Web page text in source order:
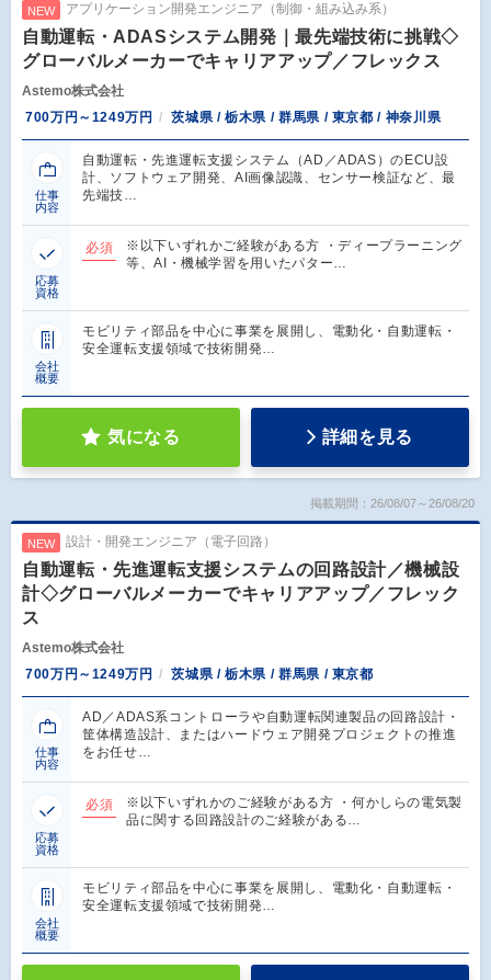
NEW アプリケーション開発エンジニア（制御・組み込み系）
自動運転・ADASシステム開発｜最先端技術に挑戦◇
グローバルメーカーでキャリアアップ／フレックス
Astemo株式会社
700万円～1249万円
茨城県 / 栃木県 / 群馬県 / 東京都 / 神奈川県
仕事
内容
自動運転・先進運転支援システム（AD／ADAS）のECU設
計、ソフトウェア開発、AI画像認識、センサー検証など、最
先端技…
応募
資格
必須
※以下いずれかご経験がある方 ・ディープラーニング
等、AI・機械学習を用いたパター…
会社
概要
モビリティ部品を中心に事業を展開し、電動化・自動運転・
安全運転支援領域で技術開発…
気になる 詳細を見る
掲載期間：26/08/07～26/08/20
NEW 設計・開発エンジニア（電子回路）
自動運転・先進運転支援システムの回路設計／機械設
計◇グローバルメーカーでキャリアアップ／フレック
ス
Astemo株式会社
700万円～1249万円
茨城県 / 栃木県 / 群馬県 / 東京都
仕事
内容
AD／ADAS系コントローラや自動運転関連製品の回路設計・
筐体構造設計、またはハードウェア開発プロジェクトの推進
をお任せ…
応募
資格
必須
※以下いずれかのご経験がある方 ・何かしらの電気製
品に関する回路設計のご経験がある…
会社
概要
モビリティ部品を中心に事業を展開し、電動化・自動運転・
安全運転支援領域で技術開発…